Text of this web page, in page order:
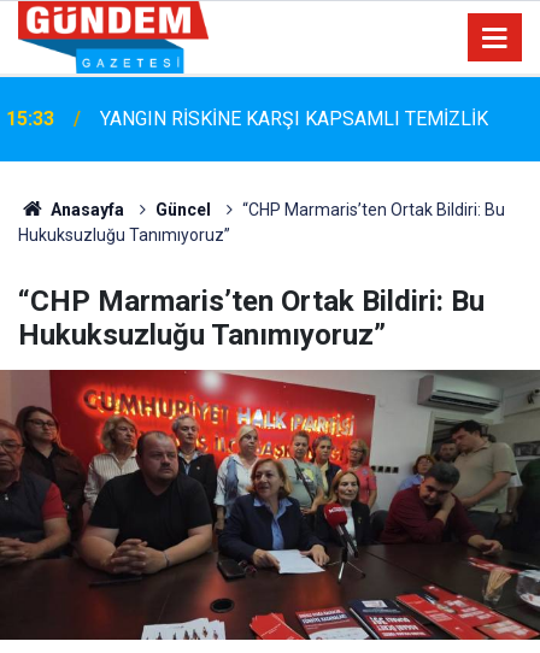
YANGIN RİSKİNE KARŞI KAPSAMLI TEMİZLİK
15:06
Marmaris Belediyespor'da Altyapıya Güçlü Takviye:
Mustafa Çolakoğlu ile Sözleşme İmzalandı
Anasayfa Güncel
“CHP Marmaris’ten Ortak Bildiri: Bu
Hukuksuzluğu Tanımıyoruz”
“CHP Marmaris’ten Ortak Bildiri: Bu
Hukuksuzluğu Tanımıyoruz”